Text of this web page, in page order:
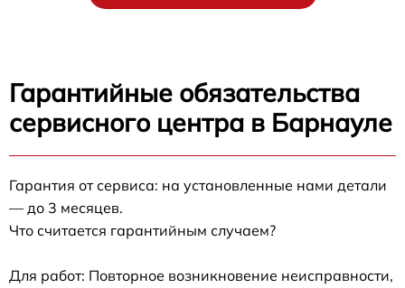
Гарантийные обязательства
сервисного центра в Барнауле
Гарантия от сервиса: на установленные нами детали
— до 3 месяцев.
Что считается гарантийным случаем?
Для работ: Повторное возникновение неисправности,